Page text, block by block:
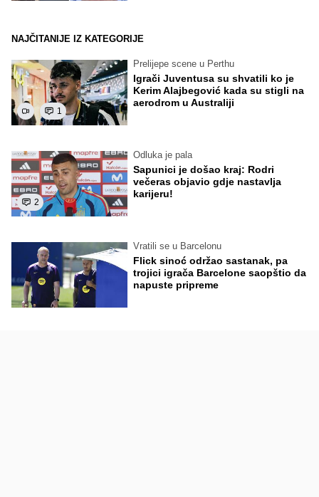
NAJČITANIJE IZ KATEGORIJE
1
Prelijepe scene u Perthu
Igrači Juventusa su shvatili ko je
Kerim Alajbegović kada su stigli na
aerodrom u Australiji
2
Odluka je pala
Sapunici je došao kraj: Rodri
večeras objavio gdje nastavlja
karijeru!
Vratili se u Barcelonu
Flick sinoć održao sastanak, pa
trojici igrača Barcelone saopštio da
napuste pripreme